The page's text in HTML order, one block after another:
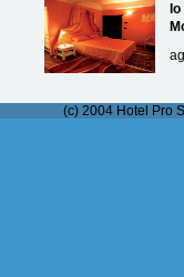
(c) 2004 Hotel Pro